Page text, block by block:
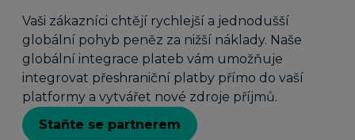
Vaši zákazníci chtějí rychlejší a jednodušší
globální pohyb peněz za nižší náklady. Naše
globální integrace plateb vám umožňuje
integrovat přeshraniční platby přímo do vaší
platformy a vytvářet nové zdroje příjmů.
Staňte se partnerem